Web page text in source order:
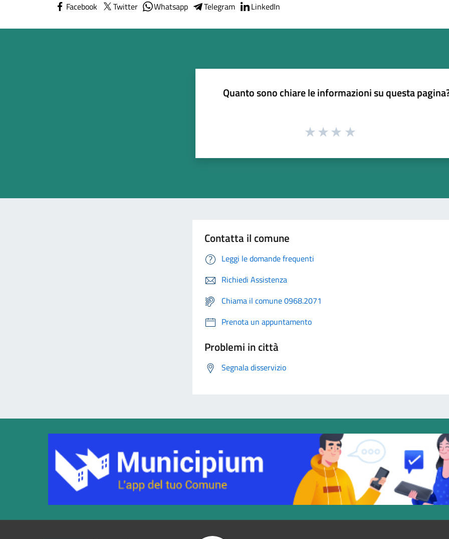
Facebook Twitter Whatsapp Telegram LinkedIn
Quanto sono chiare le informazioni su questa
Contatta il comune
Leggi le domande frequenti
Richiedi Assistenza
Chiama il comune 0968.2071
Prenota un appuntamento
Problemi in città
Segnala disservizio